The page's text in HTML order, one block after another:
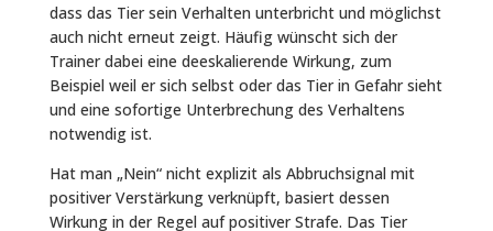
dass das Tier sein Verhalten unterbricht und möglichst
auch nicht erneut zeigt. Häufig wünscht sich der
Trainer dabei eine deeskalierende Wirkung, zum
Beispiel weil er sich selbst oder das Tier in Gefahr sieht
und eine sofortige Unterbrechung des Verhaltens
notwendig ist.
Hat man „Nein“ nicht explizit als Abbruchsignal mit
positiver Verstärkung verknüpft, basiert dessen
Wirkung in der Regel auf positiver Strafe. Das Tier